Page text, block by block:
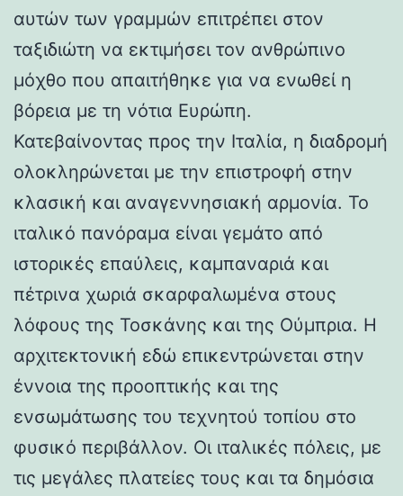
αυτών των γραμμών επιτρέπει στον
ταξιδιώτη να εκτιμήσει τον ανθρώπινο
μόχθο που απαιτήθηκε για να ενωθεί η
βόρεια με τη νότια Ευρώπη.
Κατεβαίνοντας προς την Ιταλία, η διαδρομή
ολοκληρώνεται με την επιστροφή στην
κλασική και αναγεννησιακή αρμονία. Το
ιταλικό πανόραμα είναι γεμάτο από
ιστορικές επαύλεις, καμπαναριά και
πέτρινα χωριά σκαρφαλωμένα στους
λόφους της Τοσκάνης και της Ούμπρια. Η
αρχιτεκτονική εδώ επικεντρώνεται στην
έννοια της προοπτικής και της
ενσωμάτωσης του τεχνητού τοπίου στο
φυσικό περιβάλλον. Οι ιταλικές πόλεις, με
τις μεγάλες πλατείες τους και τα δημόσια